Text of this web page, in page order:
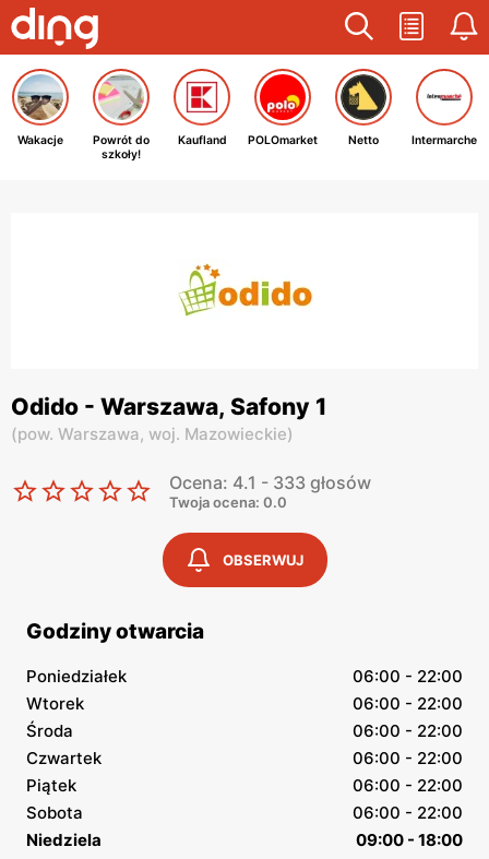
Wakacje
Powrót do
szkoły!
Kaufland POLOmarket Netto Intermarche
Odido - Warszawa, Safony 1
(pow. Warszawa, woj. Mazowieckie)
Ocena: 4.1 - 333 głosów
Twoja ocena: 0.0
OBSERWUJ
Godziny otwarcia
Poniedziałek
06:00 - 22:00
Wtorek
06:00 - 22:00
Środa
06:00 - 22:00
Czwartek
06:00 - 22:00
Piątek
06:00 - 22:00
Sobota
06:00 - 22:00
Niedziela
09:00 - 18:00